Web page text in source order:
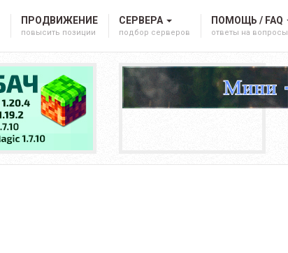
ПРОДВИЖЕНИЕ
повысить позиции
СЕРВЕРА
подбор серверов
ПОМОЩЬ / FAQ
ответы на вопросы